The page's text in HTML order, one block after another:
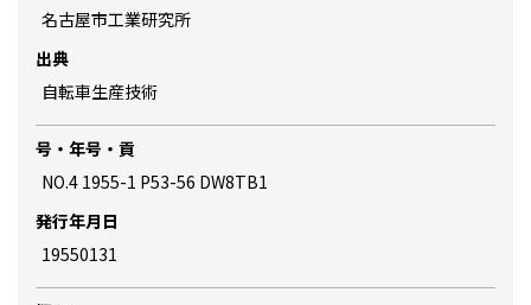
名古屋市工業研究所
出典
自転車生産技術
号・年号・貢
NO.4 1955-1 P53-56 DW8TB1
発行年月日
19550131